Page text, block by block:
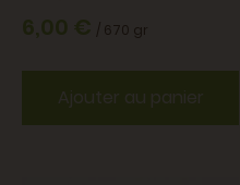
6,00 € / 670 gr
Ajouter au panier